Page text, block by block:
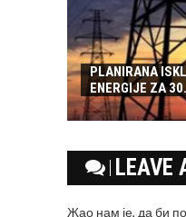
PLANIRANA
ENERGIJE ZA
LEAVE
Жао нам је, да би